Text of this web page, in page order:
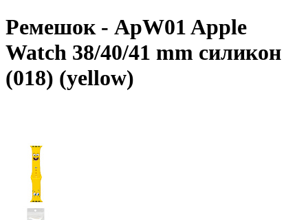
Ремешок - ApW01 Apple
Watch 38/40/41 mm силикон
(018) (yellow)